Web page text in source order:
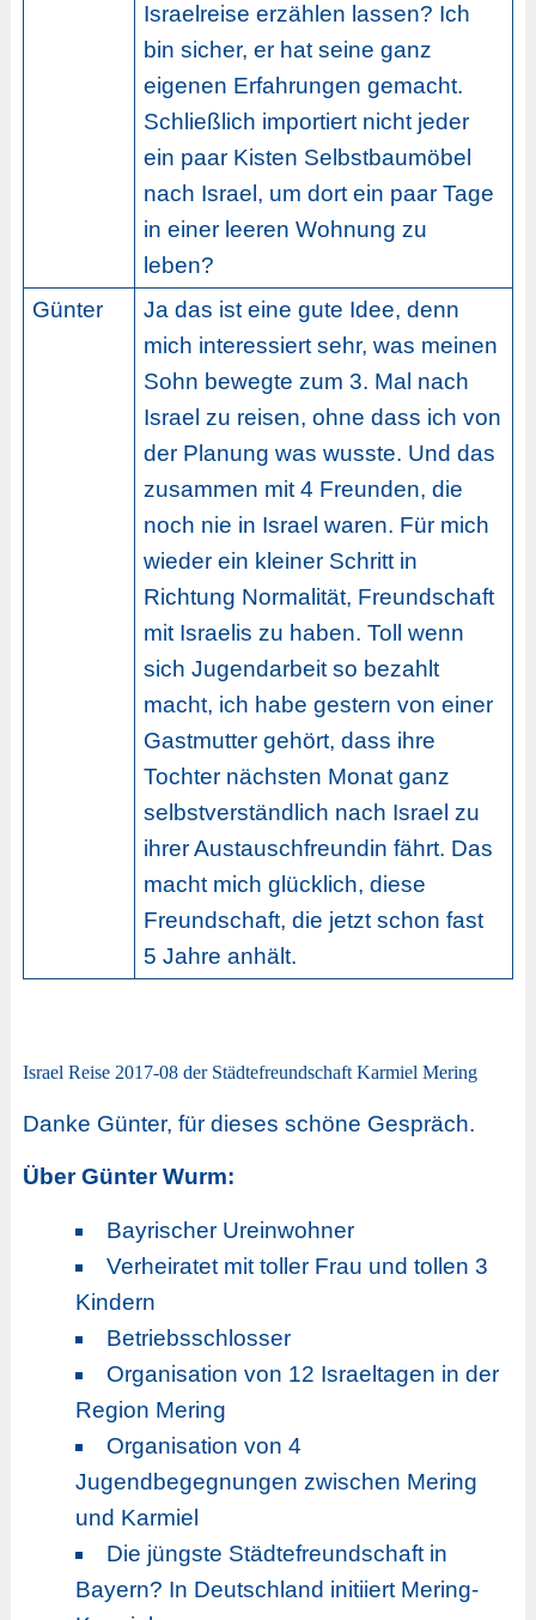
Israelreise erzählen lassen? Ich
bin sicher, er hat seine ganz
eigenen Erfahrungen gemacht.
Schließlich importiert nicht jeder
ein paar Kisten Selbstbaumöbel
nach Israel, um dort ein paar Tage
in einer leeren Wohnung zu
leben?
Günter
Ja das ist eine gute Idee, denn
mich interessiert sehr, was meinen
Sohn bewegte zum 3. Mal nach
Israel zu reisen, ohne dass ich von
der Planung was wusste. Und das
zusammen mit 4 Freunden, die
noch nie in Israel waren. Für mich
wieder ein kleiner Schritt in
Richtung Normalität, Freundschaft
mit Israelis zu haben. Toll wenn
sich Jugendarbeit so bezahlt
macht, ich habe gestern von einer
Gastmutter gehört, dass ihre
Tochter nächsten Monat ganz
selbstverständlich nach Israel zu
ihrer Austauschfreundin fährt. Das
macht mich glücklich, diese
Freundschaft, die jetzt schon fast
5 Jahre anhält.
Israel Reise 2017-08 der Städtefreundschaft Karmiel Mering
Danke Günter, für dieses schöne Gespräch.
Über Günter Wurm:
Bayrischer Ureinwohner
Verheiratet mit toller Frau und tollen 3
Kindern
Betriebsschlosser
Organisation von 12 Israeltagen in der
Region Mering
Organisation von 4
Jugendbegegnungen zwischen Mering
und Karmiel
Die jüngste Städtefreundschaft in
Bayern? In Deutschland initiiert Mering-